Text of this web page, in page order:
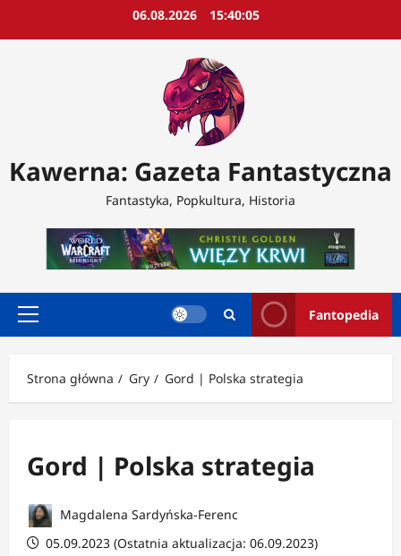
06.08.2026 15:40:07
Kawerna: Gazeta Fantastyczna
Fantastyka, Popkultura, Historia
Menu
Fantopedia
Strona główna Gry Gord | Polska strategia
Gord | Polska strategia
Magdalena Sardyńska-Ferenc
05.09.2023 (Ostatnia aktualizacja: 06.09.2023)